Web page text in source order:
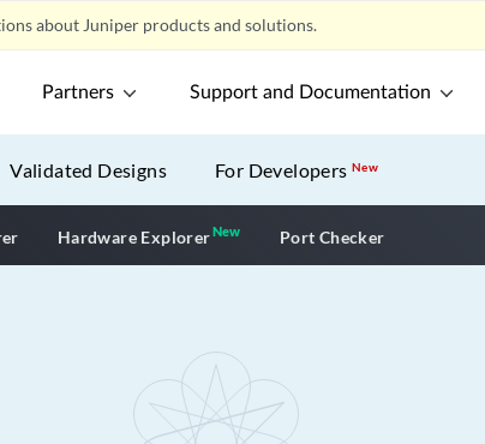
about Juniper products and solutions.
Partners Support and Documentation
Validated Designs For DevelopersNew
Hardware ExplorerNewNew application
Port Checker